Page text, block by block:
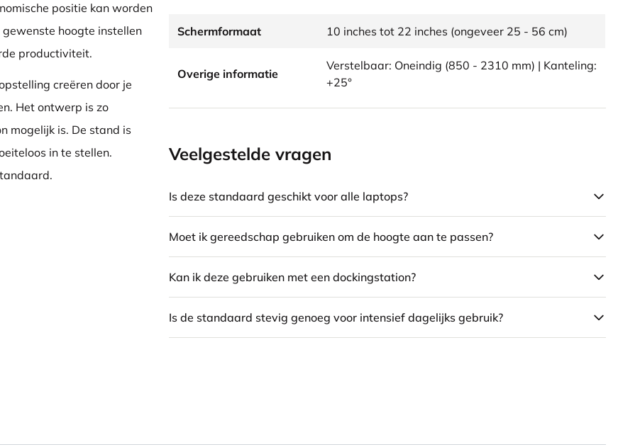
positie kan worden
hoogte instellen
productiviteit.
creëren door je
Het ontwerp is zo
mogelijk is. De stand is
in te stellen.
Schermformaat 10 inches tot 22 inches (ongeveer 25 - 56 cm)
Overige informatie
Verstelbaar: Oneindig (850 - 2310 mm) | Kanteling:
+25°
Veelgestelde vragen
Is deze standaard geschikt voor alle laptops?
Moet ik gereedschap gebruiken om de hoogte aan te passen?
Kan ik deze gebruiken met een dockingstation?
Is de standaard stevig genoeg voor intensief dagelijks gebruik?